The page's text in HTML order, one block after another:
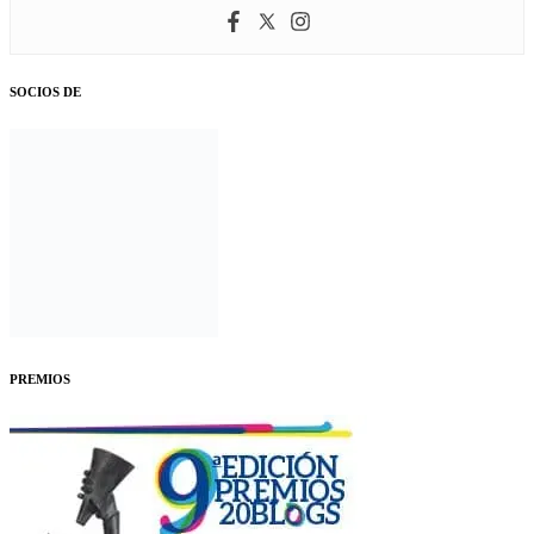
SOCIOS DE
PREMIOS